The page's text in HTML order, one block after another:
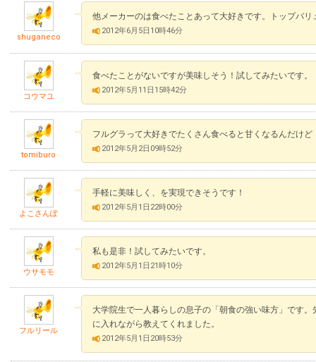
shuganeco
他メーカーのは食べたことあって大好きです。トップバ
2012年6月5日10時46分
コウマユ
食べたことがないですが美味しそう！試してみたいです。
2012年5月11日15時42分
tomiburo
フルグラって大好きでたくさん食べると甘くなるんだけど
2012年5月2日09時52分
よこさんぽ
手軽に美味しく、を実現できそうです！
2012年5月1日22時00分
ウサモモ
私も是非！試してみたいです。
2012年5月1日21時10分
フルリール
大学院生で一人暮らしの息子の「朝食の強い味方」です
に入れながら教えてくれました。
2012年5月1日20時53分